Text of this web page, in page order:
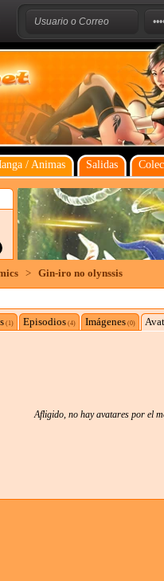
/ Animas Salidas
> Gin-iro no olynssis
(1) Episodios (4) Imágenes (0)
Afligido, no hay avatares por el